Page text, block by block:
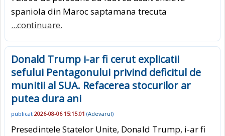
spaniola din Maroc saptamana trecuta
...continuare.
Donald Trump i-ar fi cerut explicatii
sefului Pentagonului privind deficitul de
munitii al SUA. Refacerea stocurilor ar
putea dura ani
publicat 2026-08-06 15:15:01 (Adevarul)
Presedintele Statelor Unite, Donald Trump, i-ar fi